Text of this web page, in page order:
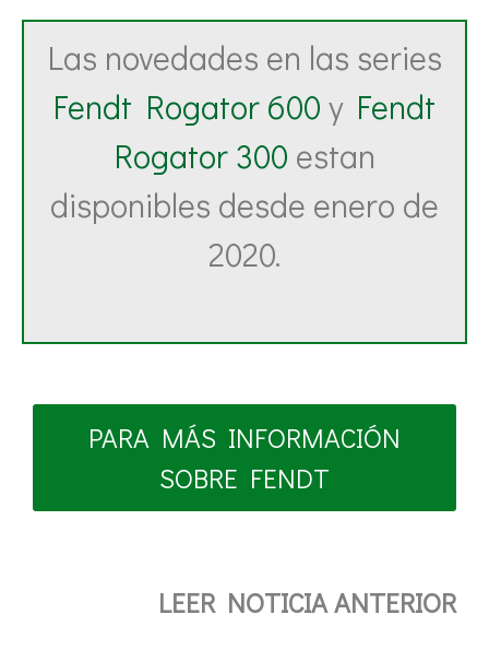
Las novedades en las series
Fendt Rogator 600 y Fendt
Rogator 300 estan
disponibles desde enero de
2020.
PARA MÁS INFORMACIÓN
SOBRE FENDT
LEER NOTICIA ANTERIOR